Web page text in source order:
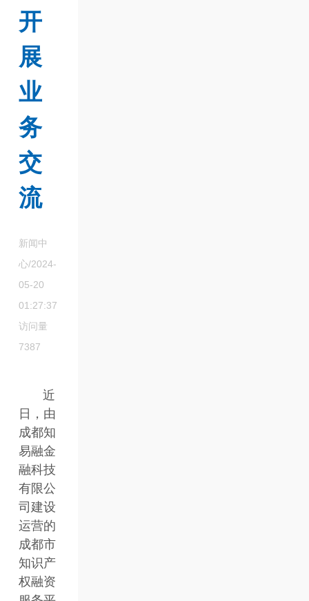
开
展
业
务
交
流
新闻中
心/2024-
05-20
01:27:37
访问量
7387
近
日，由
成都知
易融金
融科技
有限公
司建设
运营的
成都市
知识产
权融资